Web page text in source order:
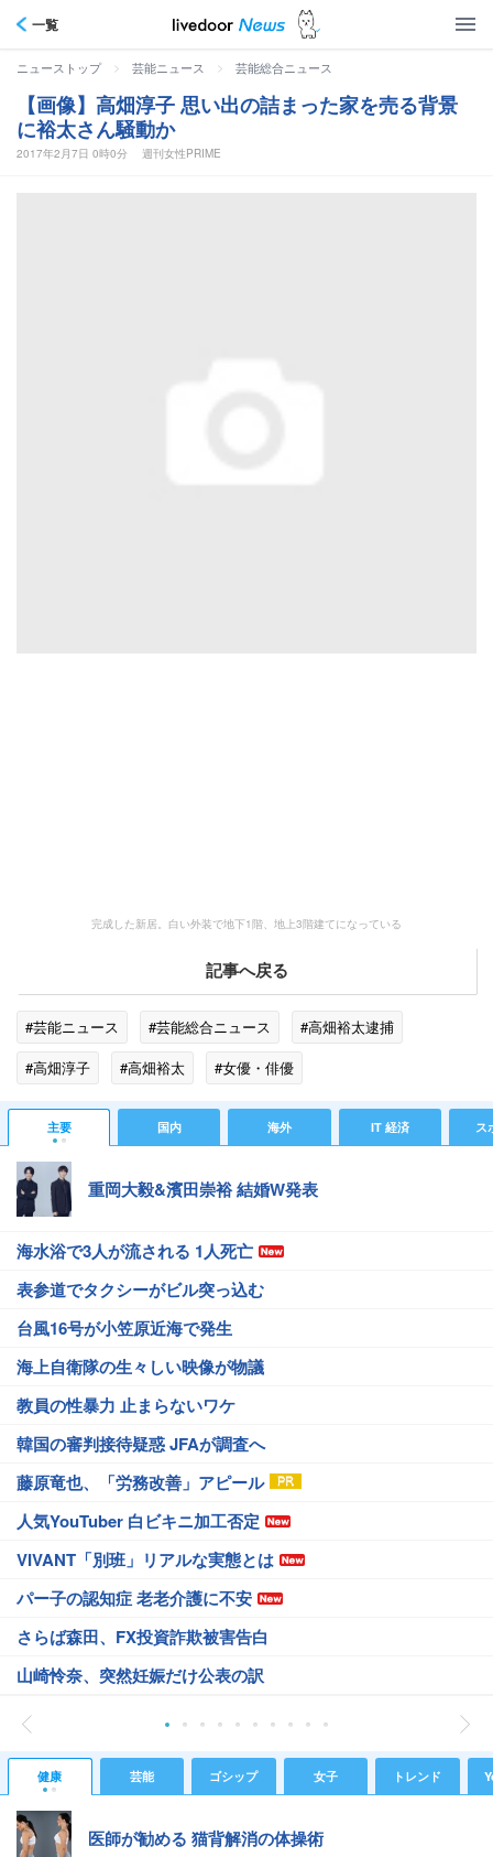
一覧
ニューストップ > 芸能ニュース > 芸能総合ニュース
【画像】高畑淳子 思い出の詰まった家を売る背景
に裕太さん騒動か
2017年2月7日 0時0分 週刊女性PRIME
完成した新居。白い外装で地下1階、地上3階建てになっている
記事へ戻る
#芸能ニュース #芸能総合ニュース
#高畑裕太逮捕
#高畑淳子
#高畑裕太
#女優・俳優
#芸能人の不祥事・トラブル
#エンタメ・芸能ニュース
#ゴシップ
主要 国内 海外 IT 経済 ス
重岡大毅&濱田崇裕 結婚W発表
海水浴で3人が流される 1人死亡
表参道でタクシーがビル突っ込む
台風16号が小笠原近海で発生
海上自衛隊の生々しい映像が物議
教員の性暴力 止まらないワケ
韓国の審判接待疑惑 JFAが調査へ
藤原竜也、「労務改善」アピール
人気YouTuber 白ビキニ加工否定
VIVANT「別班」リアルな実態とは
パー子の認知症 老老介護に不安
さらば森田、FX投資詐欺被害告白
山崎怜奈、突然妊娠だけ公表の訳
健康 芸能 ゴシップ 女子 トレンド
医師が勧める 猫背解消の体操術